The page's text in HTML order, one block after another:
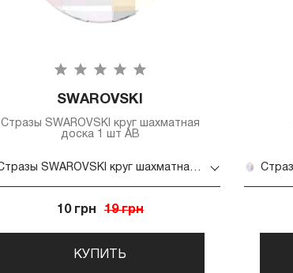
SWAROVSKI
Стразы SWAROVSKI круг шахматная
доска 1 шт AB
Стразы SWAROVSKI круг шахматная доска 1 шт AB
10 грн 19 грн
КУПИТЬ